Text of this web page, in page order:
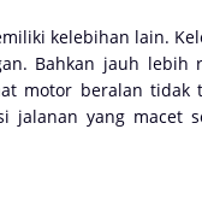
kelebihan lain.
Bahkan jauh lebih
motor beralan
jalanan yang macet